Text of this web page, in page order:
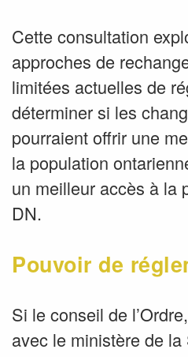
Cette consultation
approches de
limitées actuelles de
déterminer si les
pourraient offrir une
la population
un meilleur accès à la
DN.
Pouvoir de
Si le conseil de
avec le ministère de